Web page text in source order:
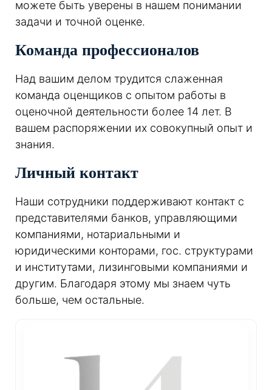
можете быть уверены в нашем понимании
задачи и точной оценке.
Команда профессионалов
Над вашим делом трудится слаженная
команда оценщиков с опытом работы в
оценочной деятельности более 14 лет. В
вашем распоряжении их совокупный опыт и
знания.
Личный контакт
Наши сотрудники поддерживают контакт с
представителями банков, управляющими
компаниями, нотариальными и
юридическими конторами, гос. структурами
и институтами, лизинговыми компаниями и
другим. Благодаря этому мы знаем чуть
больше, чем остальные.